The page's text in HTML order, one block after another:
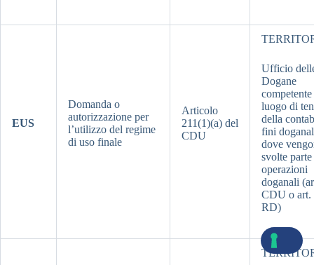
EUS
Domanda o
autorizzazione per
l’utilizzo del regime
di uso finale
Articolo
211(1)(a) del
CDU
Ufficio
Dogane
luogo di
della
fini
dove
svolte
operazioni
doganali
CDU o art.
RD)